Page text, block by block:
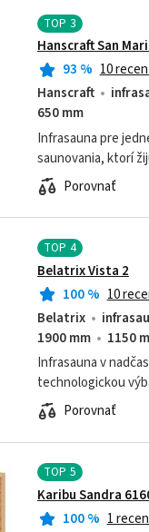
TOP3
Hanscraft San
93 % 10
Hanscraft
650 mm
Infrasauna pre
saunovania, ktorí
zachovaní
Porovnať
TOP4
Belatrix Vista 2
100% 10
Belatrix
1900 mm
1150
Infrasauna v
technologickou
spektrálne a
Porovnať
TOP5
Karibu Sandra
100% 1